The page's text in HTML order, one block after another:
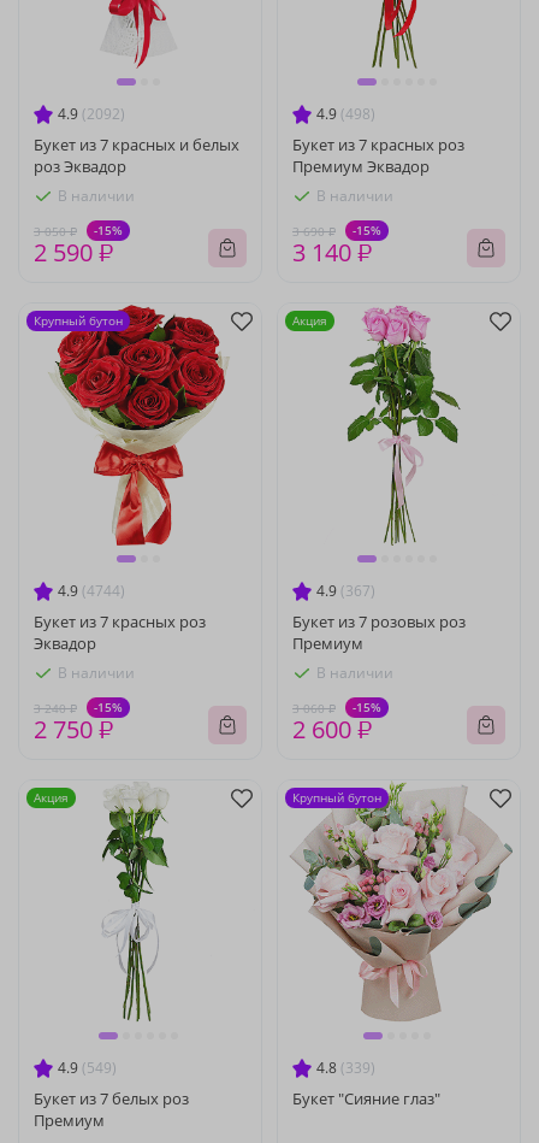
4.9 (2092)
Букет из 7 красных и белых
роз Эквадор
В наличии
3 050 ₽ -15%
2 590 ₽
4.9 (498)
Букет из 7 красных роз
Премиум Эквадор
В наличии
3 690 ₽ -15%
3 140 ₽
4.9 (4744)
Букет из 7 красных роз
Эквадор
В наличии
3 240 ₽ -15%
2 750 ₽
Крупный бутон
4.9 (367)
Букет из 7 розовых роз
Премиум
В наличии
3 060 ₽ -15%
2 600 ₽
Акция
4.9 (549)
Букет из 7 белых роз
Премиум
Акция
4.8 (339)
Букет "Сияние глаз"
Крупный бутон